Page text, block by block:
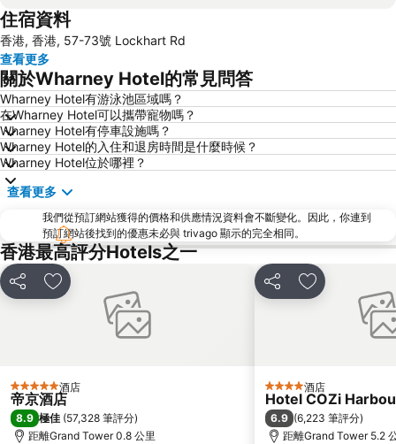
Mong Kok Metro Station
南山區
元朗
紅磡
天水圍
Wan Chai Metro Station
海洋公園
深水埗區
黃金海岸
香港迪士尼樂園
新界
羅湖口岸
羅湖
North Point Metro Station
中環
Cheung Chau
羅湖口岸
Sheung Wan Metro Station
Tsing Yi Metro Station
寶安區
Causeway Bay Metro Station
深圳野生動物園
大梅沙海濱公園
皇崗口岸
住宿資料
香港, 香港, 57-73號 Lockhart Rd
查看更多
關於Wharney Hotel的常見問答
Wharney Hotel有游泳池區域嗎？
在Wharney Hotel可以攜帶寵物嗎？
Wharney Hotel有停車設施嗎？
Wharney Hotel的入住和退房時間是什麼時候？
Wharney Hotel位於哪裡？
查看更多
我們從預訂網站獲得的價格和供應情況資料會不斷變化。因此，你連到
預訂網站後找到的優惠未必與 trivago 顯示的完全相同。
香港最高評分Hotels之一
分享 放到收藏夾
5 星級 酒店
帝京酒店
8.9 極佳 (57,328 筆評分)
距離Grand Tower 0.8 公里
分享 放到收藏夾
4 星級 酒店
Hotel COZi
6.9 (6,223 筆評分)
距離Grand Tower 5.2